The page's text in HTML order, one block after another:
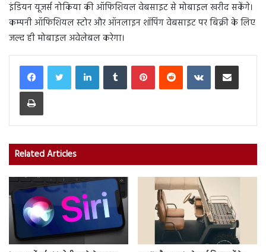
इंडियन यूजर्स नोकिया की ऑफिशियल वेबसाइट से मोबाइल खरीद सकेंगे।
कम्पनी ऑफिशियल स्टोर और ऑनलाइन शॉपिंग वेबसाइट पर बिक्री के लिए
जल्द ही मोबाइल अवेलेबल करेगा।
LinkedInTumblr PinterestReddit VKontakteShare via Email
Print
Related Articles